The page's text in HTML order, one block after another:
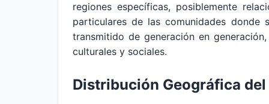
regiones específicas, posiblemente
particulares de las comunidades
transmitido de generación en
culturales y sociales.
Distribución Geográfica